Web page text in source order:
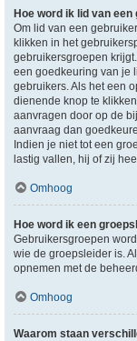
Hoe word ik lid van
Om lid van een
klikken in het
gebruikersgroepen
een goedkeuring van je
gebruikers. Als het een
dienende knop te
aanvragen door op de
aanvraag dan
Indien je niet tot een
lastig vallen, hij of zij
Omhoog
Hoe word ik een
Gebruikersgroepen
wie de groepsleider is.
opnemen met de
Omhoog
Waarom staan